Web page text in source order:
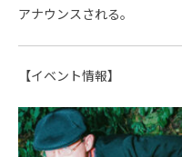
アナウンスされる。
【イベント情報】